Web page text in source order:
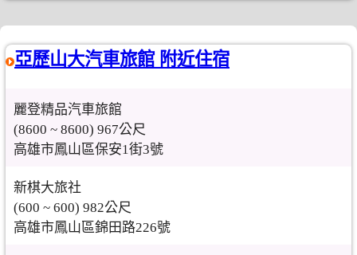
亞歷山大汽車旅館 附近住宿
麗登精品汽車旅館
(8600 ~ 8600) 967公尺
高雄市鳳山區保安1街3號
新棋大旅社
(600 ~ 600) 982公尺
高雄市鳳山區錦田路226號